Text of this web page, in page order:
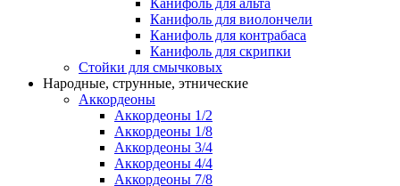
Канифоль для альта
Канифоль для виолончели
Канифоль для контрабаса
Канифоль для скрипки
Стойки для смычковых
Народные, струнные, этнические
Аккордеоны
Аккордеоны 1/2
Аккордеоны 1/8
Аккордеоны 3/4
Аккордеоны 4/4
Аккордеоны 7/8